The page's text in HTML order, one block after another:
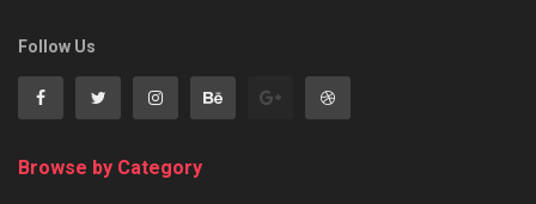
Follow Us
Browse by Category